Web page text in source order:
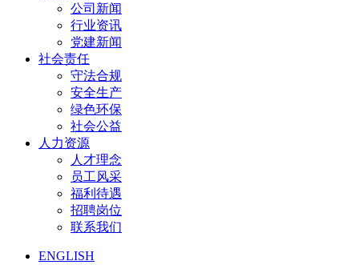
公司新闻
行业资讯
党建新闻
社会责任
守法合规
安全生产
绿色环保
社会公益
人力资源
人才理念
员工风采
福利待遇
招聘岗位
联系我们
ENGLISH